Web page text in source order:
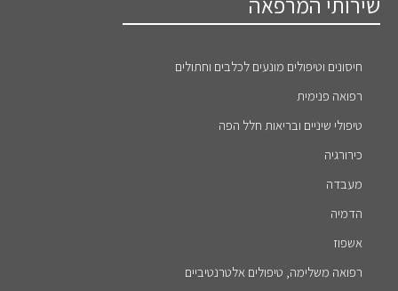
חיסונים וטיפולים מונעים לכלבים וחתולים
רפואה פנימית
טיפולי שיניים ובריאות חלל הפה
כירורגיה
מעבדה
הדמיה
אשפוז
רפואה משלימה, טיפולים אלטרנטיביים